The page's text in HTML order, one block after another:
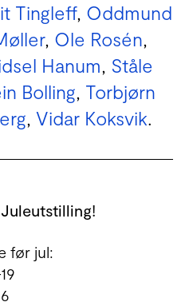
Tingleff, Oddmund
, Ole Rosén,
Hanum, Ståle
Bolling, Torbjørn
, Vidar Koksvik.
før jul: